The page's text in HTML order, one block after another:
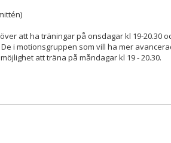
att ha träningar på onsdagar kl 19-20.30
De i motionsgruppen som vill ha mer
att träna på måndagar kl 19 - 20.30.